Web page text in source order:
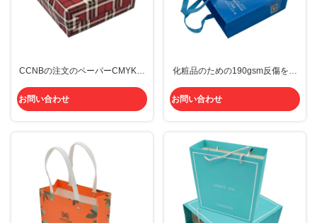
CCNBの注文のペーパーCMYKの
お問い合わせ
化粧品のための190gsm反傷を包
袋のブティック
お問い合わせ